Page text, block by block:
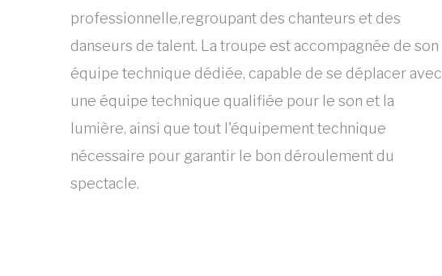
professionnelle,regroupant des chanteurs et des
danseurs de talent. La troupe est accompagnée de son
équipe technique dédiée, capable de se déplacer avec
une équipe technique qualifiée pour le son et la
lumière, ainsi que tout l'équipement technique
nécessaire pour garantir le bon déroulement du
spectacle.